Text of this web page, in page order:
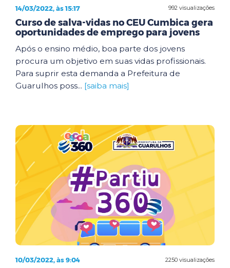
992 visualizações
14/03/2022, às 15:17
Curso de salva-vidas no CEU Cumbica gera
oportunidades de emprego para jovens
Após o ensino médio, boa parte dos jovens
procura um objetivo em suas vidas profissionais.
Para suprir esta demanda a Prefeitura de
Guarulhos poss... [saiba mais]
2250 visualizações
10/03/2022, às 9:04